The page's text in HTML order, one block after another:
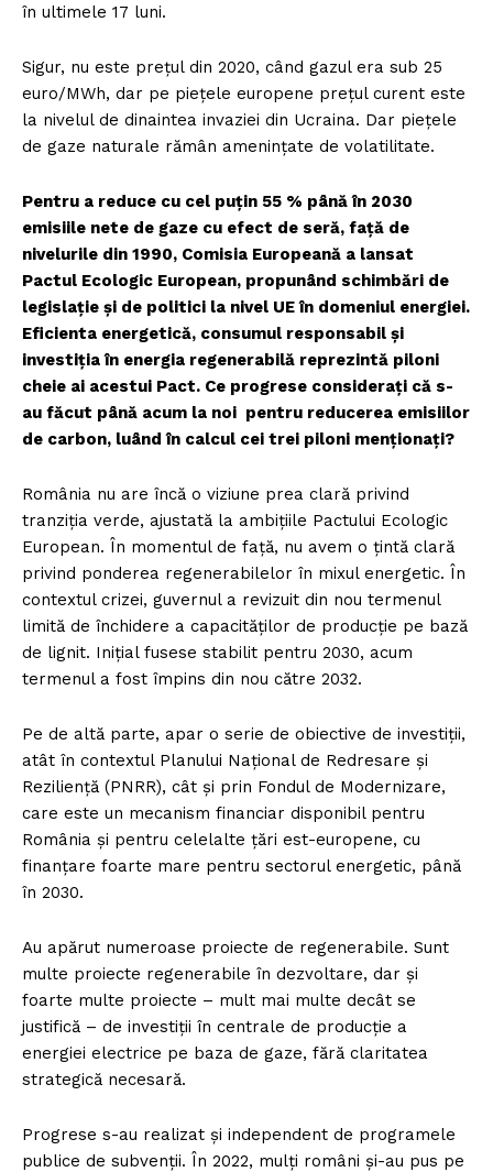
în ultimele 17 luni.
Sigur, nu este prețul din 2020, când gazul era sub 25
euro/MWh, dar pe piețele europene prețul curent este
la nivelul de dinaintea invaziei din Ucraina. Dar piețele
de gaze naturale rămân amenințate de volatilitate.
Pentru a reduce cu cel puțin 55 % până în 2030
emisiile nete de gaze cu efect de seră, față de
nivelurile din 1990, Comisia Europeană a lansat
Pactul Ecologic European, propunând schimbări de
legislație și de politici la nivel UE în domeniul energiei.
Eficienta energetică, consumul responsabil și
investiția în energia regenerabilă reprezintă piloni
cheie ai acestui Pact. Ce progrese considerați că s-
au făcut până acum la noi pentru reducerea emisiilor
de carbon, luând în calcul cei trei piloni menționați?
România nu are încă o viziune prea clară privind
tranziția verde, ajustată la ambițiile Pactului Ecologic
European. În momentul de față, nu avem o țintă clară
privind ponderea regenerabilelor în mixul energetic. În
contextul crizei, guvernul a revizuit din nou termenul
limită de închidere a capacităților de producție pe bază
de lignit. Inițial fusese stabilit pentru 2030, acum
termenul a fost împins din nou către 2032.
Pe de altă parte, apar o serie de obiective de investiții,
atât în contextul Planului Național de Redresare și
Reziliență (PNRR), cât și prin Fondul de Modernizare,
care este un mecanism financiar disponibil pentru
România și pentru celelalte țări est-europene, cu
finanțare foarte mare pentru sectorul energetic, până
în 2030.
Au apărut numeroase proiecte de regenerabile. Sunt
multe proiecte regenerabile în dezvoltare, dar și
foarte multe proiecte – mult mai multe decât se
justifică – de investiții în centrale de producție a
energiei electrice pe baza de gaze, fără claritatea
strategică necesară.
Progrese s-au realizat și independent de programele
publice de subvenții. În 2022, mulți români și-au pus pe